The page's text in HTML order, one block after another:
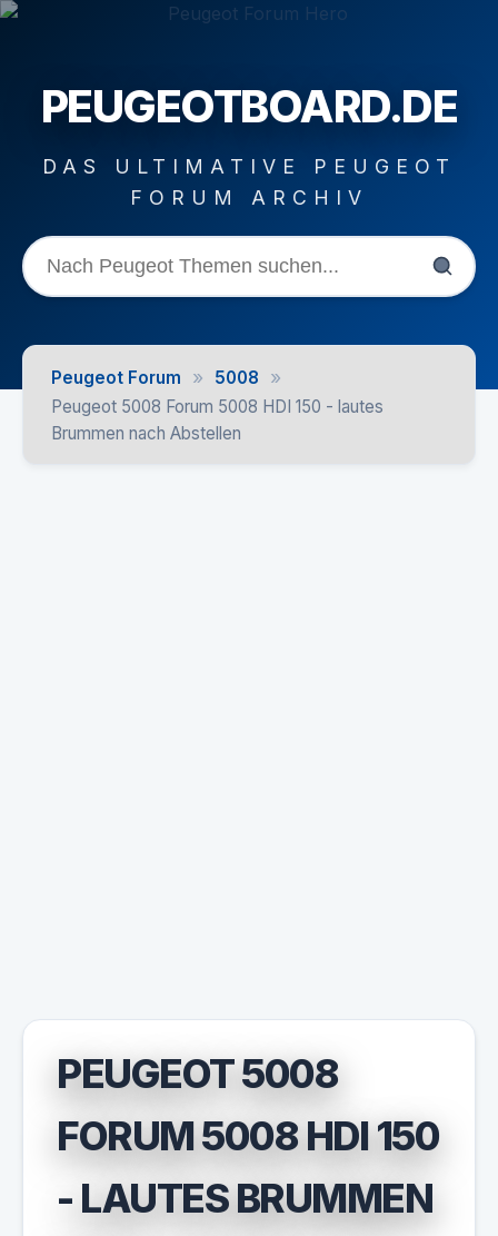
PEUGEOTBOARD.DE
DAS ULTIMATIVE PEUGEOT
FORUM ARCHIV
Peugeot Forum » 5008 »
Peugeot 5008 Forum 5008 HDI 150 - lautes
Brummen nach Abstellen
PEUGEOT 5008
FORUM 5008 HDI 150
- LAUTES BRUMMEN